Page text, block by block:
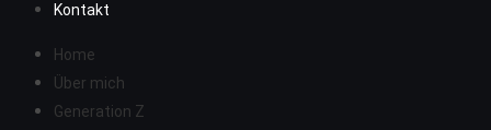
Kontakt
Home
Über mich
Generation Z